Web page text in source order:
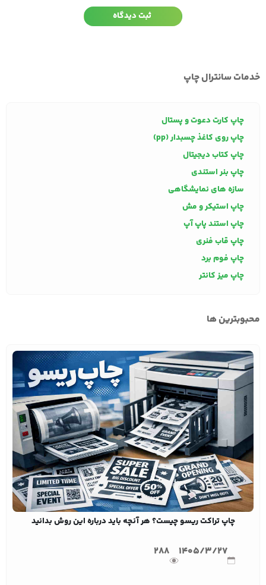
خدمات سانترال چاپ
چاپ کارت دعوت و پستال
چاپ روی کاغذ چسبدار (pp)
چاپ کتاب دیجیتال
چاپ بنر استندی
سازه های نمایشگاهی
چاپ استیکر و مش
چاپ استند پاپ آپ
چاپ قاب فنری
چاپ فوم برد
چاپ میز کانتر
محبوبترین ها
چاپ تراکت ریسو چیست؟ هر آنچه باید درباره این روش بدانید
1405/3/27
288